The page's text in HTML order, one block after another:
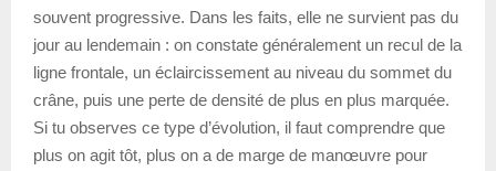
souvent progressive. Dans les faits, elle ne survient pas du
jour au lendemain : on constate généralement un recul de la
ligne frontale, un éclaircissement au niveau du sommet du
crâne, puis une perte de densité de plus en plus marquée.
Si tu observes ce type d’évolution, il faut comprendre que
plus on agit tôt, plus on a de marge de manœuvre pour